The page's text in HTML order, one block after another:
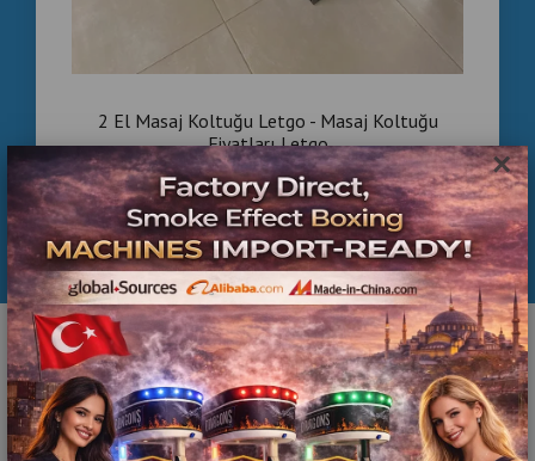
×
2 El Masaj Koltuğu Letgo - Masaj Koltuğu
Fiyatları Letgo